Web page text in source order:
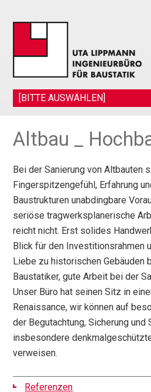
[BITTE AUSWÄHLEN]
Altbau _
Bei der Sanierung von Altbauten
Fingerspitzengefühl, Erfahrung
Baustrukturen unabdingbare
seriöse tragwerksplanerische
reicht nicht. Erst solides
Blick für den Investitionsrahmen
Liebe zu historischen Gebäuden
Baustatiker, gute Arbeit bei der
Unser Büro hat seinen Sitz in
Renaissance, wir können auf
der Begutachtung, Sicherung und
insbesondere
verweisen.
Referenzen